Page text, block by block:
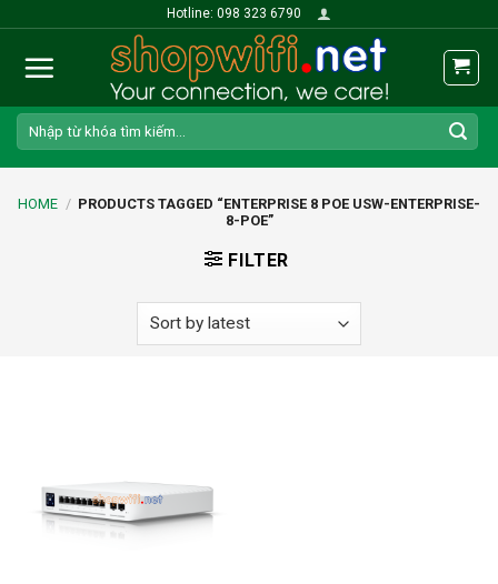
content
Hotline: 098 323 6790
Search
for:
HOME / PRODUCTS TAGGED “ENTERPRISE 8 POE USW-ENTERPRISE-
8-POE”
FILTER